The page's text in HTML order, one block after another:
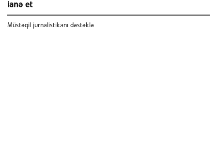
ianə et
Müstəqil jurnalistikanı dəstəklə